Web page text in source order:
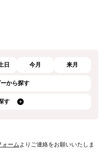
日 今月 来月
から探す
す
ォームよりご連絡をお願いいたしま